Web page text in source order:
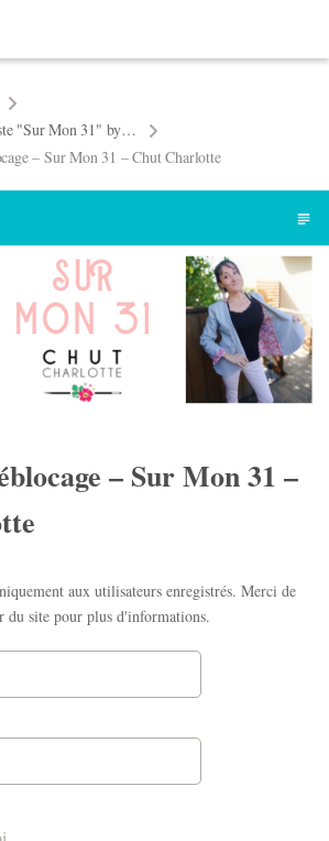
L'Atelier La Veste "Sur Mon 31" by Chut Charlotte - Octobre 2019
– Sur Mon 31 – Chut Charlotte
– Sur Mon 31 –
aux utilisateurs enregistrés. Merci de
du site pour plus d'informations.